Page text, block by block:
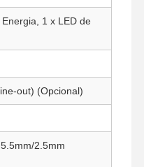
1 x LED de
out) (Opcional)
2.5mm